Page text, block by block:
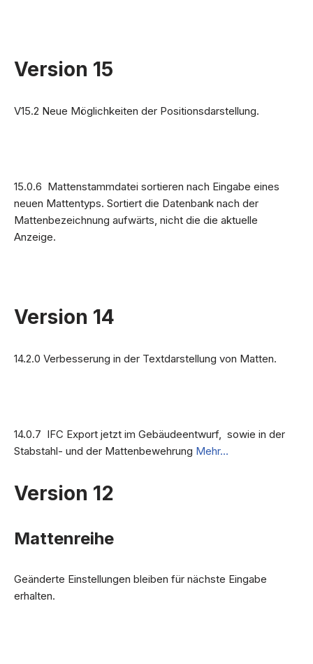
Version 15
V15.2 Neue Möglichkeiten der Positionsdarstellung.
15.0.6 Mattenstammdatei sortieren nach Eingabe eines
neuen Mattentyps. Sortiert die Datenbank nach der
Mattenbezeichnung aufwärts, nicht die die aktuelle
Anzeige.
Version 14
14.2.0 Verbesserung in der Textdarstellung von Matten.
14.0.7 IFC Export jetzt im Gebäudeentwurf, sowie in der
Stabstahl- und der Mattenbewehrung Mehr…
Version 12
Mattenreihe
Geänderte Einstellungen bleiben für nächste Eingabe
erhalten.